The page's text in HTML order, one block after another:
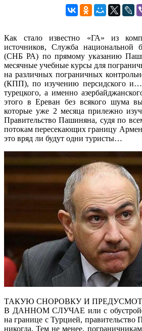
Как стало известно «ГА» из
источников, Служба национальной
(СНБ РА) по прямому указанию
месячные учебные курсы для
на различных пограничных
(КПП), по изучению персидского и…
турецкого, а именно
этого в Ереван без всякого шума
которые уже 2 месяца прилежно
Правительство Пашиняна, судя по
потокам пересекающих границу
это вряд ли будут одни туристы…
ТАКУЮ СНОРОВКУ И
В ДАННОМ СЛУЧАЕ или с
на границе с Турцией, правительство
никогда. Тем не менее,